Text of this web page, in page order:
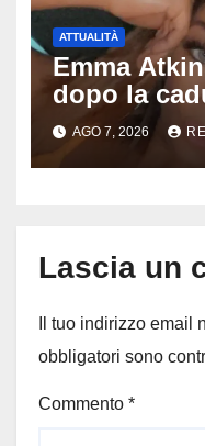
ATTUALITÀ
Emma
dopo la
piano: la
dopo e sta
AGO 7, 2026
Lascia un
Il tuo indirizzo email
obbligatori sono
Commento *